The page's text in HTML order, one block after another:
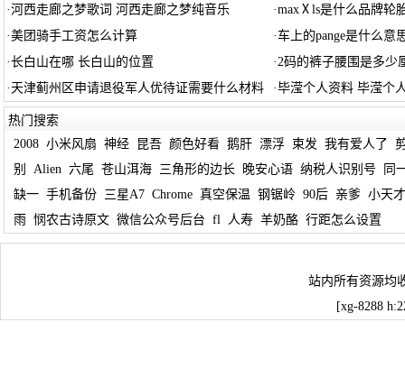
·河西走廊之梦歌词 河西走廊之梦纯音乐 ·maxⅩls是什么品牌轮
·美团骑手工资怎么计算 ·车上的pange是什么意
·长白山在哪 长白山的位置 ·2码的裤子腰围是多少
· 天津蓟州区申请退役军人优待证需要什么材料 ·毕滢个人资料 毕滢个
热门搜索
2008 小米风扇 神经 昆吾 颜色好看 鹅肝 漂浮 束发 我有爱人了
别
Alien 六尾 苍山洱海 三角形的边长 晚安心语 纳税人识别号
同
缺一 手机备份 三星A7 Chrome 真空保温 钢锯岭 90后 亲爹 小天
雨 悯农古诗原文 微信公众号后台 fl 人寿 羊奶酪 行距怎么设置
站内所有资源均
[xg-8288